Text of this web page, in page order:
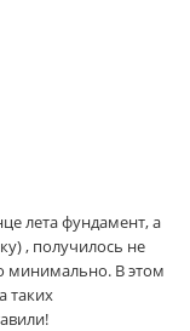
лета фундамент, а
, получилось не
минимально. В этом
таких